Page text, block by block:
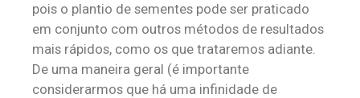
pois o plantio de sementes pode ser praticado
em conjunto com outros métodos de resultados
mais rápidos, como os que trataremos adiante.
De uma maneira geral (é importante
considerarmos que há uma infinidade de